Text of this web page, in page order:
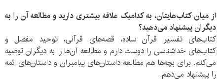
از میان کتاب‌هایتان، به کدامیک علاقه بیشتری دارید و مطالعه آن را به
دیگران پیشنهاد می‌دهید؟
کتاب‌های تفسیر قرآن ساده، قصه‌های قرآنی، توحید مفضل و
کتاب‌های خداشناسی را دوست دارم و مطالعه آن‌ها را به دیگران توصیه
می‌کنم. برای بچه‌ها هم مطالعه داستان‌های پیامبران و داستان‌های ائمه
را پیشنهاد می‌دهم.